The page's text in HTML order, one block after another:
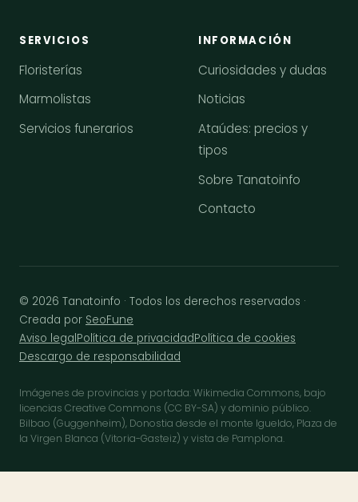
SERVICIOS
Floristerías
Marmolistas
Servicios funerarios
INFORMACIÓN
Curiosidades y dudas
Noticias
Ataúdes: precios y
tipos
Sobre Tanatoinfo
Contacto
© 2026 Tanatoinfo · Todos los derechos reservados ·
Creada por SeoFune
Aviso legalPolítica de privacidadPolítica de cookies
Descargo de responsabilidad
Imágenes de provincias y portada: Wikimedia Commons, bajo
licencias Creative Commons (CC BY-SA) y dominio público.
Bilbao (Guggenheim), Donostia desde el monte Igueldo, Plaza de
la Virgen Blanca (Vitoria-Gasteiz) y vista de Pamplona.